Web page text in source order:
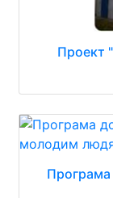
Проект
Програма